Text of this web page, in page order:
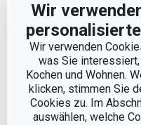
Wir
Wir verwenden
was Sie interessiert,
Kochen und Wohnen.
klicken, stimmen Sie
Cookies zu. Im
auswählen, welche
Informationen
Datenschutz
Service